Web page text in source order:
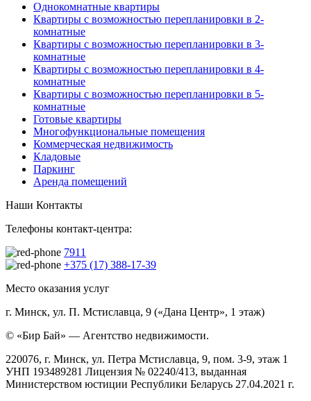
Однокомнатные квартиры
Квартиры с возможностью перепланировки в 2-
комнатные
Квартиры с возможностью перепланировки в 3-
комнатные
Квартиры с возможностью перепланировки в 4-
комнатные
Квартиры с возможностью перепланировки в 5-
комнатные
Готовые квартиры
Многофункциональные помещения
Коммерческая недвижимость
Кладовые
Паркинг
Аренда помещений
Наши Контакты
Телефоны контакт-центра:
7911
+375 (17) 388-17-39
Место оказания услуг
г. Минск, ул. П. Мстиславца, 9 («Дана Центр», 1 этаж)
© «Бир Бай» — Агентство недвижимости.
220076, г. Минск, ул. Петра Мстиславца, 9, пом. 3-9, этаж 1
УНП 193489281 Лицензия № 02240/413, выданная
Министерством юстиции Республики Беларусь 27.04.2021 г.